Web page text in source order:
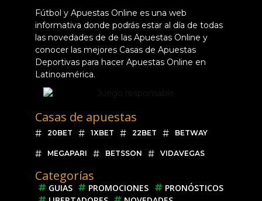
Fútbol y Apuestas Online es una web
informativa donde podrás estar al día de todas
las novedades de de las Apuestas Online y
conocer las mejores Casas de Apuestas
Deportivas para hacer Apuestas Online en
Latinoamérica.
Casas de apuestas
20BET 1XBET 22BET BETWAY
MEGAPARI BETSSON VIDAVEGAS
Categorías
GUIAS PROMOCIONES
PRONÓSTICOS